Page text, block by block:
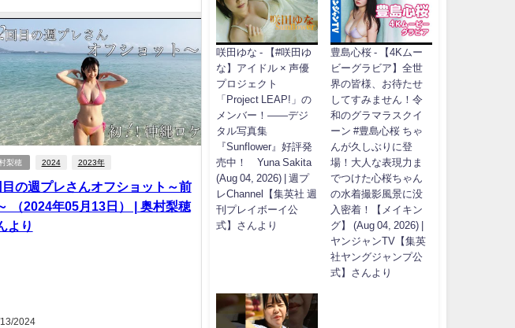
梨穂 2024 2023年
目の週プレさんオフショット～前
（2024年05月13日） | 奥村梨穂
より
2024
咲田ゆな - 【#咲田ゆ
な】アイドル × 声優
プロジェクト
「Project LEAP!」の
メンバー！――デジ
タル写真集
『Sunflower』好評発
売中！ Yuna Sakita
(Aug 04, 2026) | 週プ
レChannel【集英社 週
刊プレイボーイ公
式】さんより
豊島心桜 - 【4Kムー
ビーグラビア】全世
界の皆様、お待たせ
してすみません！令
和のグラマラスクイ
ーン #豊島心桜 ちゃ
んが久しぶりに登
場！大人な表現力ま
でつけた心桜ちゃん
の水着撮影風景に没
入密着！【メイキン
グ】 (Aug 04, 2026) |
ヤンジャンTV【集英
社ヤングジャンプ公
式】さんより